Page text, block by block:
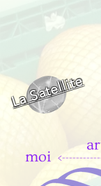
La Satellite
moi